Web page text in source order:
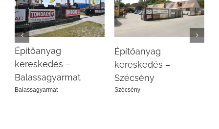
Építőanyag
kereskedés –
Balassagyarmat
Balassagyarmat
Építőanyag
kereskedés –
Szécsény
Szécsény